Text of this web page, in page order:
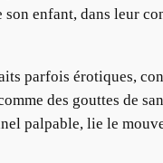
enfant, dans leur
parfois érotiques,
des gouttes de
palpable, lie le